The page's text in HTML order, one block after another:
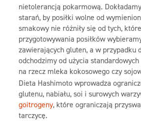
nietolerancją pokarmową.
starań, by posiłki wolne od
smakowy nie różniły się od tych,
przygotowywania posiłków
zawierających gluten, a w przypadku
odchodzimy od użycia
na rzecz mleka kokosowego czy
Dieta Hashimoto wprowadza
glutenu, nabiału, soi i surowych
goitrogeny, które ograniczają
tarczycę.